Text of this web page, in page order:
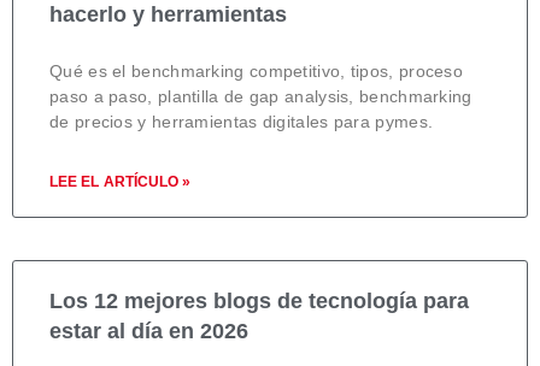
hacerlo y herramientas
Qué es el benchmarking competitivo, tipos, proceso
paso a paso, plantilla de gap analysis, benchmarking
de precios y herramientas digitales para pymes.
LEE EL ARTÍCULO »
Los 12 mejores blogs de tecnología para
estar al día en 2026